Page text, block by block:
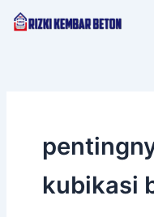
Lewati
kubikasi